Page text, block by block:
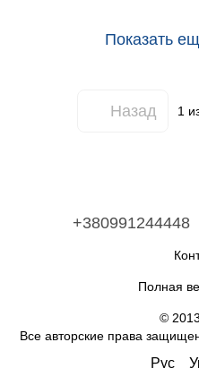
Показать
Назад 1
+380991244448
Полная
©
Все авторские права
Рус